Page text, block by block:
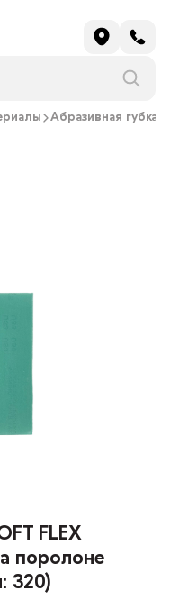
Абразивная губка
FLEX
поролоне
320)